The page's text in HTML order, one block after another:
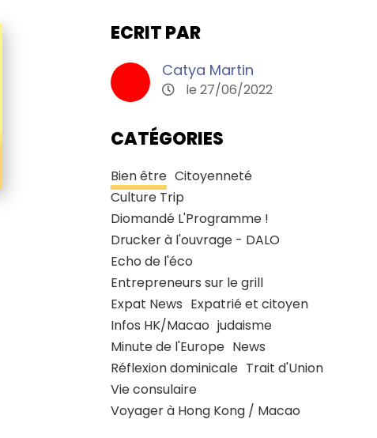
ECRIT PAR
Catya Martin
le 27/06/2022
CATÉGORIES
Bien être Citoyenneté
Culture Trip
Diomandé L'Programme !
Drucker à l'ouvrage - DALO
Echo de l'éco
Entrepreneurs sur le grill
Expat News Expatrié et citoyen
Infos HK/Macao judaisme
Minute de l'Europe News
Réflexion dominicale Trait d'Union
Vie consulaire
Voyager à Hong Kong / Macao